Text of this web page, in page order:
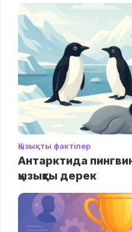
Қызықты фактілер
Антарктида
қызықты дерек